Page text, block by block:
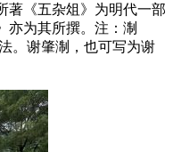
著《五杂俎》为明代一部
亦为其所撰。注：淛
。谢肇淛，也可写为谢